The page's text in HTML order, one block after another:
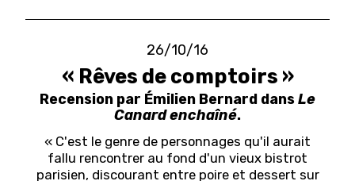
26/10/16
« Rêves de comptoirs »
Recension par Émilien Bernard dans Le
Canard enchaîné.
« C'est le genre de personnages qu'il aurait
fallu rencontrer au fond d'un vieux bistrot
parisien, discourant entre poire et dessert sur